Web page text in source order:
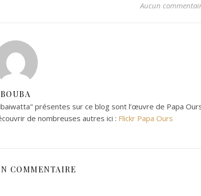
Aucun
BOUBA
présentes sur ce blog sont l’œuvre de Papa
de nombreuses autres ici : Flickr Papa Ours
COMMENTAIRE